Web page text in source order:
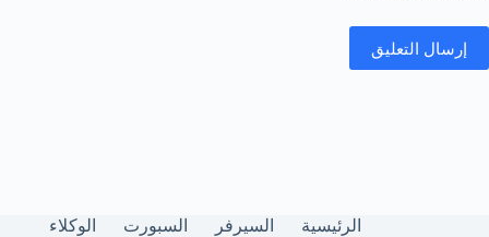
إرسال التعليق
الرئيسية السيرفر السبورت
الوكلاء